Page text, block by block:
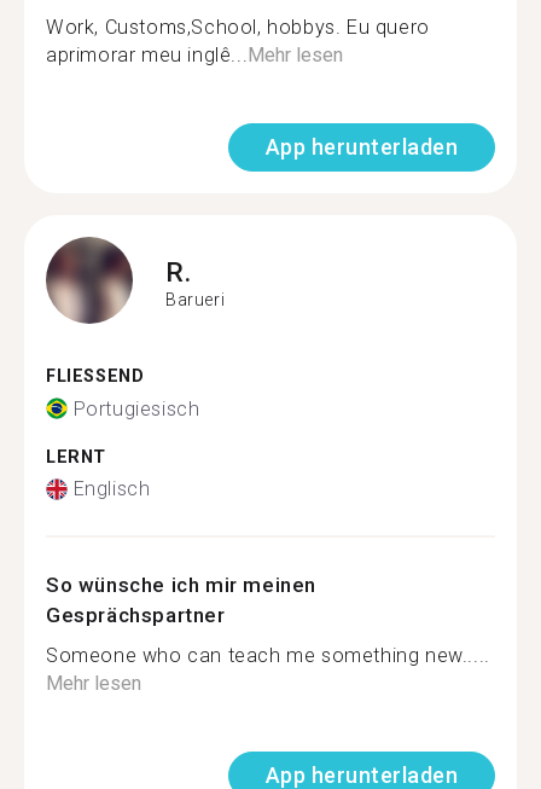
Work, Customs,School, hobbys. Eu quero
aprimorar meu inglê...Mehr lesen
App herunterladen
R.
Barueri
FLIESSEND
Portugiesisch
LERNT
Englisch
So wünsche ich mir meinen
Gesprächspartner
Someone who can teach me something new.....
Mehr lesen
App herunterladen